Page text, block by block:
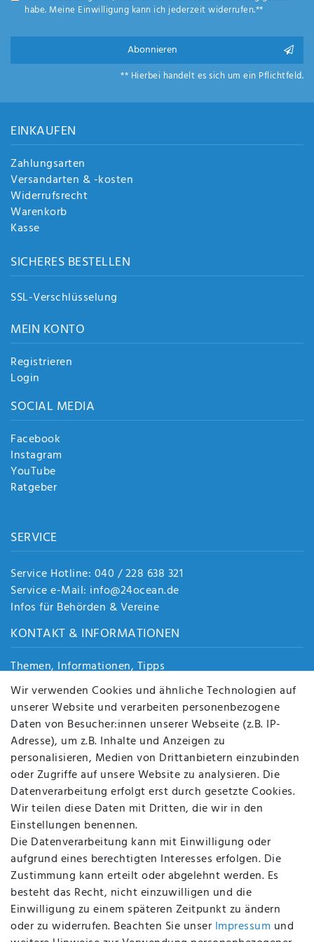
Anf
e
de
habe. Meine Einwilligung kann ich jederzeit widerrufen.**
Abonnieren
** Hierbei handelt es sich um ein Pflichtfeld.
EINKAUFEN
Zahlungsarten
Versandarten & -kosten
Widerrufsrecht
Warenkorb
Kasse
SICHERES BESTELLEN
SSL-Verschlüsselung
MEIN KONTO
Registrieren
Login
SOCIAL MEDIA
Facebook
Instagram
YouTube
Ratgeber
SERVICE
Service Hotline: 040 / 228 638 321
Service e-Mail: info@24ocean.de
Infos für Behörden & Vereine
KONTAKT & INFORMATIONEN
Themen, Informationen, Tipps
Jobs
Über uns
Kontakt
Datenschutz
AGB
FAQ
Batterieentsorgung
Altölverordnung
Impressum
BEQUEM UND SICHER BEZAHLEN MIT
Wir verwenden Cookies und ähnliche Technologien auf
unserer Website und verarbeiten personenbezogene
Daten von Besucher:innen unserer Webseite (z.B. IP-
Adresse), um z.B. Inhalte und Anzeigen zu
personalisieren, Medien von Drittanbietern einzubinden
oder Zugriffe auf unsere Website zu analysieren. Die
Datenverarbeitung erfolgt erst durch gesetzte Cookies.
Wir teilen diese Daten mit Dritten, die wir in den
Einstellungen benennen.
Die Datenverarbeitung kann mit Einwilligung oder
aufgrund eines berechtigten Interesses erfolgen. Die
Zustimmung kann erteilt oder abgelehnt werden. Es
besteht das Recht, nicht einzuwilligen und die
Einwilligung zu einem späteren Zeitpunkt zu ändern
oder zu widerrufen. Beachten Sie unser Impressum und